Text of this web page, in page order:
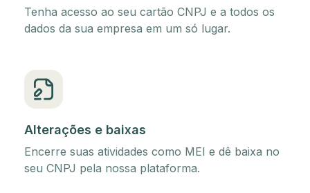
Tenha acesso ao seu cartão CNPJ e a todos os
dados da sua empresa em um só lugar.
Alterações e baixas
Encerre suas atividades como MEI e dê baixa no
seu CNPJ pela nossa plataforma.